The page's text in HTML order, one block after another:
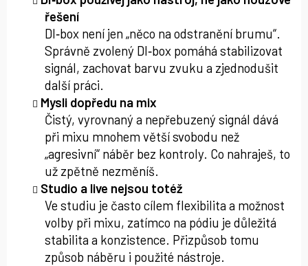
řešení
DI‑box není jen „něco na odstranění brumu“.
Správně zvolený DI‑box pomáhá stabilizovat
signál, zachovat barvu zvuku a zjednodušit
další práci.
Mysli dopředu na mix
Čistý, vyrovnaný a nepřebuzený signál dává
při mixu mnohem větší svobodu než
„agresivní“ náběr bez kontroly. Co nahraješ, to
už zpětně nezměníš.
Studio a live nejsou totéž
Ve studiu je často cílem flexibilita a možnost
volby při mixu, zatímco na pódiu je důležitá
stabilita a konzistence. Přizpůsob tomu
způsob náběru i použité nástroje.